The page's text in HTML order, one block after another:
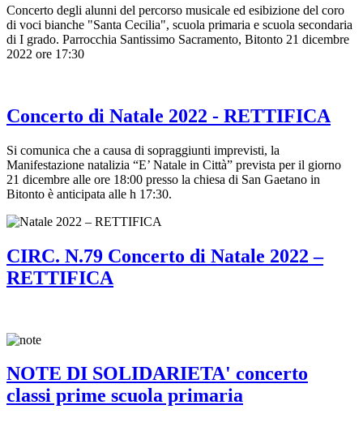
Concerto degli alunni del percorso musicale ed esibizione del coro
di voci bianche "Santa Cecilia", scuola primaria e scuola secondaria
di I grado. Parrocchia Santissimo Sacramento, Bitonto 21 dicembre
2022 ore 17:30
Concerto di Natale 2022 - RETTIFICA
Si comunica che a causa di sopraggiunti imprevisti, la
Manifestazione natalizia “E’ Natale in Città” prevista per il giorno
21 dicembre alle ore 18:00 presso la chiesa di San Gaetano in
Bitonto è anticipata alle h 17:30.
CIRC. N.79 Concerto di Natale 2022 –
RETTIFICA
NOTE DI SOLIDARIETA' concerto
classi prime scuola primaria